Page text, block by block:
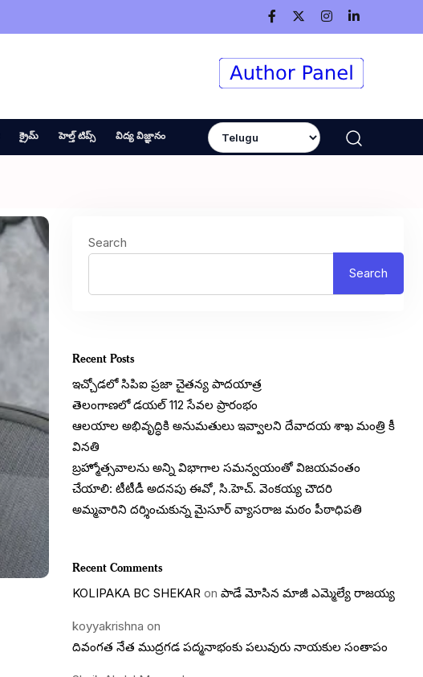
క్రైమ్ హెల్త్ టిప్స్ విద్య విజ్ఞానం
Search
Search
Recent Posts
ఇచ్చోడలో సిపిఐ ప్రజా చైతన్య పాదయాత్ర
తెలంగాణలో డయల్‌ 112 సేవల ప్రారంభం
ఆలయాల అభివృద్ధికి అనుమతులు ఇవ్వాలని దేవాదయ శాఖ మంత్రి కీ
వినతి
బ్రహ్మోత్సవాలను అన్ని విభాగాల సమన్వయంతో విజయవంతం
చేయాలి: టీటీడీ అదనపు ఈవో, సి.హెచ్. వెంకయ్య చౌదరి
అమ్మవారిని దర్శించుకున్న మైసూర్ వ్యాసరాజ మఠం పీఠాధిపతి
Recent Comments
KOLIPAKA BC SHEKAR onపాడే మోసిన మాజీ ఎమ్మెల్యే రాజయ్య
koyyakrishna on
దివంగత నేత ముద్రగడ పద్మనాభంకు పలువురు నాయకుల సంతాపం